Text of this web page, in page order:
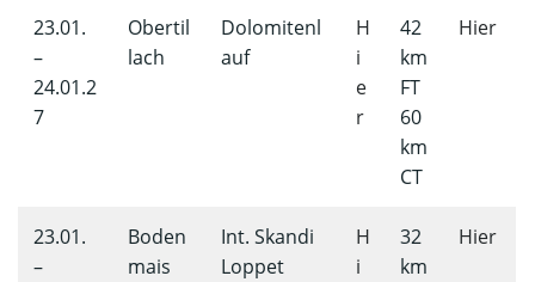
23.01.
–
24.01.2
7
Obertil
lach
Dolomitenl
auf
H
i
e
r
42
km
FT
60
km
CT
Hier
23.01.
–
Boden
mais
Int. Skandi
Loppet
H
i
32
km
Hier